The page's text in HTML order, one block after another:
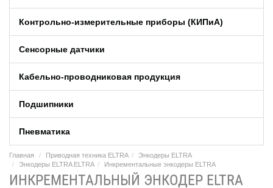
Контрольно-измерительные приборы (КИПиA)
Сенсорные датчики
Кабельно-проводниковая продукция
Подшипники
Пневматика
Главная Приводная техника ELTRA
Энкодеры ELTRA
Энкодеры ELTRA ELTRA
Инкрементальные энкодеры ELTRA
ИНКРЕМЕНТАЛЬНЫЙ ЭНКОДЕР ELTRA